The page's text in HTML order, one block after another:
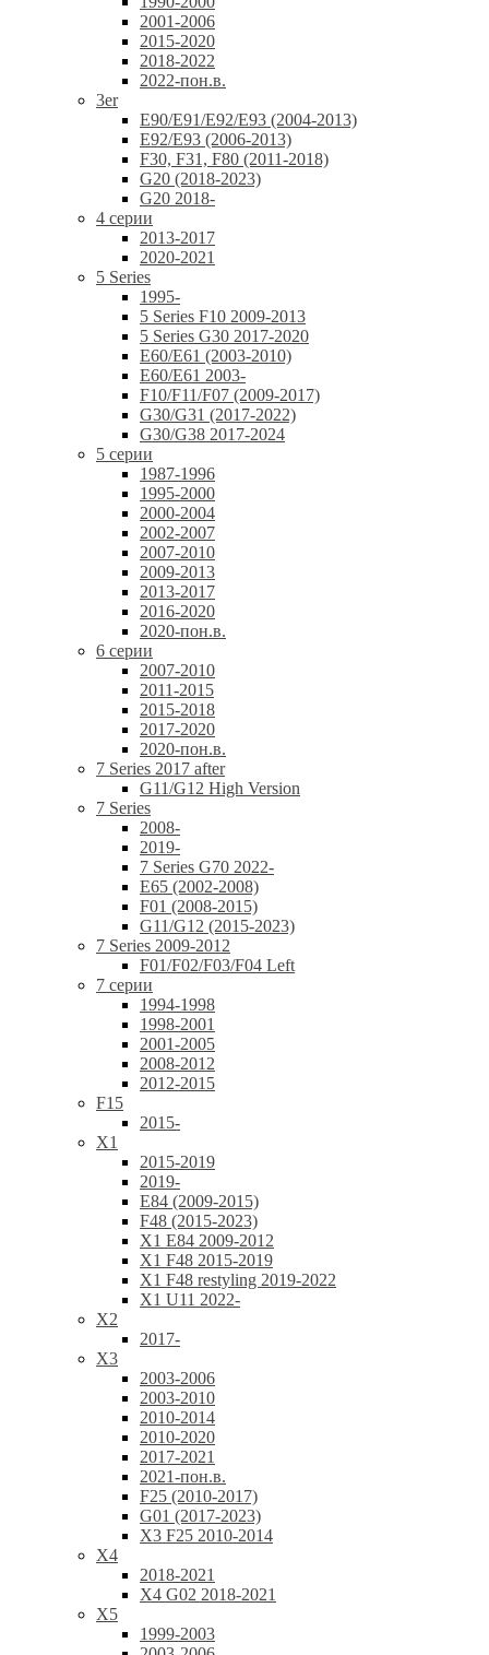
2001-2006
2015-2020
2018-2022
2022-пон.в.
3er
E90/E91/E92/E93 (2004-2013)
E92/E93 (2006-2013)
F30, F31, F80 (2011-2018)
G20 (2018-2023)
G20 2018-
4 серии
2013-2017
2020-2021
5 Series
1995-
5 Series F10 2009-2013
5 Series G30 2017-2020
E60/E61 (2003-2010)
E60/E61 2003-
F10/F11/F07 (2009-2017)
G30/G31 (2017-2022)
G30/G38 2017-2024
5 серии
1987-1996
1995-2000
2000-2004
2002-2007
2007-2010
2009-2013
2013-2017
2016-2020
2020-пон.в.
6 серии
2007-2010
2011-2015
2015-2018
2017-2020
2020-пон.в.
7 Series 2017 after
G11/G12 High Version
7 Series
2008-
2019-
7 Series G70 2022-
E65 (2002-2008)
F01 (2008-2015)
G11/G12 (2015-2023)
7 Series 2009-2012
F01/F02/F03/F04 Left
7 серии
1994-1998
1998-2001
2001-2005
2008-2012
2012-2015
F15
2015-
X1
2015-2019
2019-
E84 (2009-2015)
F48 (2015-2023)
X1 E84 2009-2012
X1 F48 2015-2019
X1 F48 restyling 2019-2022
X1 U11 2022-
X2
2017-
X3
2003-2006
2003-2010
2010-2014
2010-2020
2017-2021
2021-пон.в.
F25 (2010-2017)
G01 (2017-2023)
X3 F25 2010-2014
X4
2018-2021
X4 G02 2018-2021
X5
1999-2003